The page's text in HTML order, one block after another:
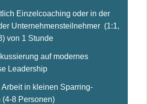
Einzelcoaching oder in der
Unternehmensteilnehmer (1:1,
von 1 Stunde
auf modernes
Leadership
Arbeit in kleinen Sparring-
(4-8 Personen)